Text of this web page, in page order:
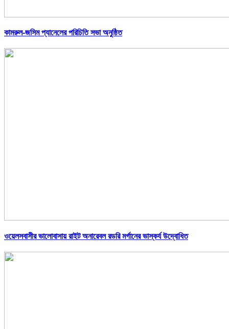
কামরুল-জসিম প্যানেলের পরিচিতি সভা অনুষ্ঠিত
ওয়েলসবাসীর ভালোবাসায় রাইট অনারেবল রডরি মর্গানের ভাস্কর্য উদ্বোধিত